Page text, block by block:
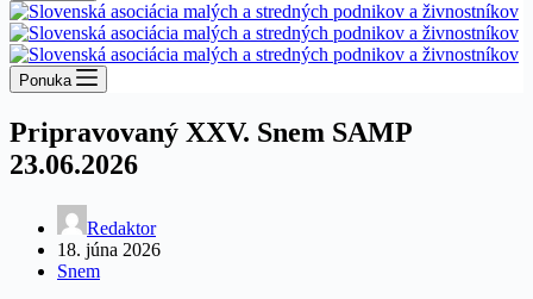
Ponuka
Pripravovaný XXV. Snem SAMP
23.06.2026
Redaktor
18. júna 2026
Snem